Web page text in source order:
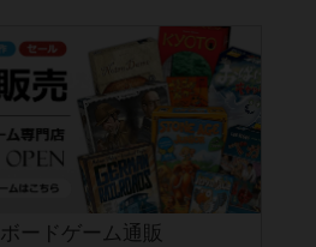
ボードゲーム通販